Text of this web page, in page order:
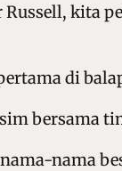
kita
di
bersama
nama